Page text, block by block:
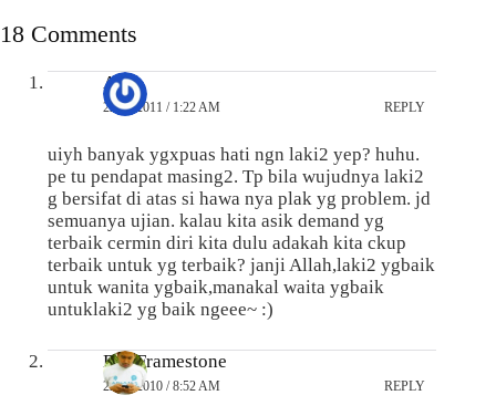
18 Comments
Afif
22/01/2011 / 1:22 AM REPLY
uiyh banyak ygxpuas hati ngn laki2 yep? huhu.
pe tu pendapat masing2. Tp bila wujudnya laki2
g bersifat di atas si hawa nya plak yg problem. jd
semuanya ujian. kalau kita asik demand yg
terbaik cermin diri kita dulu adakah kita ckup
terbaik untuk yg terbaik? janji Allah,laki2 ygbaik
untuk wanita ygbaik,manakal waita ygbaik
untuklaki2 yg baik ngeee~ :)
Bro Framestone
22/09/2010 / 8:52 AM REPLY